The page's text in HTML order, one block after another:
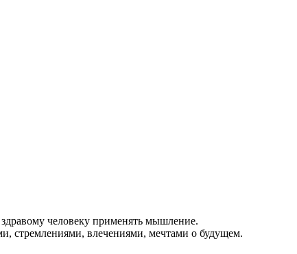
человеку применять мышление.
стремлениями, влечениями, мечтами о будущем.